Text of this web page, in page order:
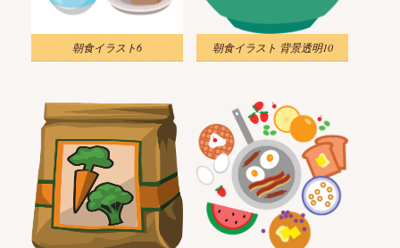
朝食イラスト6 朝食イラスト 背景透明10